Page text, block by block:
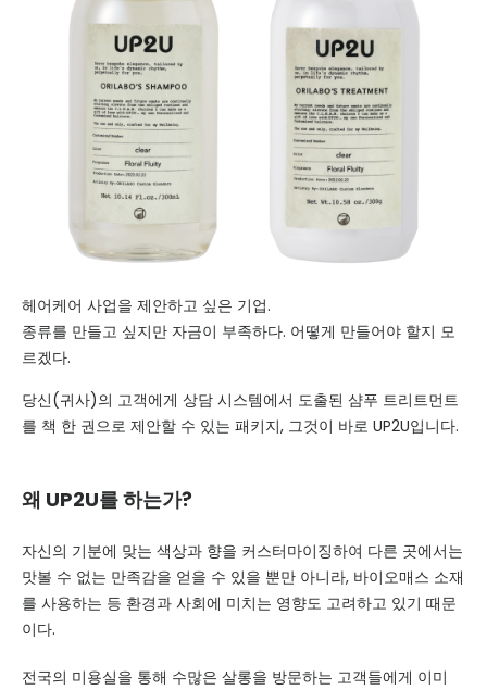
헤어케어 사업을 제안하고 싶은 기업.
종류를 만들고 싶지만 자금이 부족하다. 어떻게 만들어야 할지 모
르겠다.
당신(귀사)의 고객에게 상담 시스템에서 도출된 샴푸 트리트먼트
를 책 한 권으로 제안할 수 있는 패키지, 그것이 바로 UP2U입니다.
왜 UP2U를 하는가?
자신의 기분에 맞는 색상과 향을 커스터마이징하여 다른 곳에서는
맛볼 수 없는 만족감을 얻을 수 있을 뿐만 아니라, 바이오매스 소재
를 사용하는 등 환경과 사회에 미치는 영향도 고려하고 있기 때문
이다.
전국의 미용실을 통해 수많은 살롱을 방문하는 고객들에게 이미